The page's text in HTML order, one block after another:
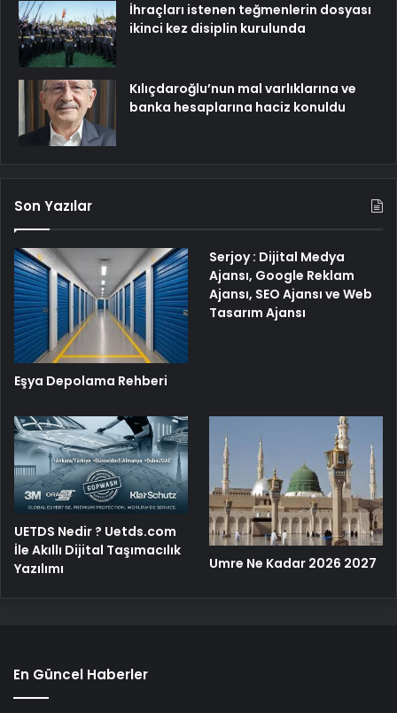
İhraçları istenen teğmenlerin dosyası
ikinci kez disiplin kurulunda
Kılıçdaroğlu’nun mal varlıklarına ve
banka hesaplarına haciz konuldu
Son Yazılar
Eşya Depolama Rehberi
Serjoy : Dijital Medya
Ajansı, Google Reklam
Ajansı, SEO Ajansı ve Web
Tasarım Ajansı
UETDS Nedir ? Uetds.com
İle Akıllı Dijital Taşımacılık
Yazılımı
Umre Ne Kadar 2026 2027
En Güncel Haberler